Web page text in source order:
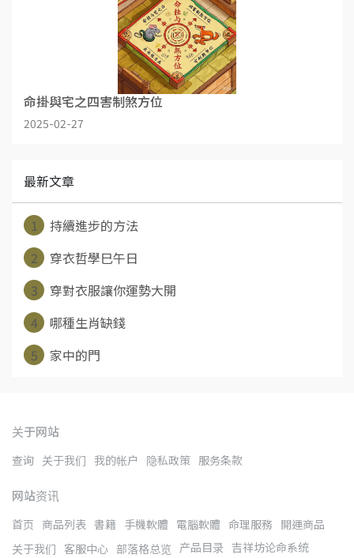
命掛與宅之四害制煞方位
2025-02-27
最新文章
1
持續進步的方法
2
穿衣哲學巳午日
3
穿對衣服讓你運勢大開
4
哪種生肖缺錢
5
家中的門
关于网站
查询 关于我们 我的帐户 隐私政策 服务条款
网站资讯
首页 商品列表 書籍 手機軟體 電腦軟體 命理服務 開運商品
关于我们 客服中心 部落格总览 产品目录 吉祥坊论命系统